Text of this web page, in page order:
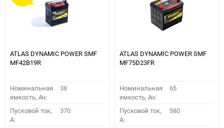
ATLAS DYNAMIC POWER SMF
MF42B19R
Номинальная
емкость, Ач:
38
Пусковой ток,
A:
370
ATLAS DYNAMIC POWER SMF
MF75D23FR
Номинальная
емкость, Ач:
65
Пусковой ток,
A:
580